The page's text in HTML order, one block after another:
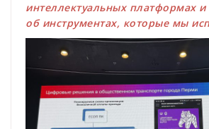
интеллектуальных платформах и
об инструментах, которые мы